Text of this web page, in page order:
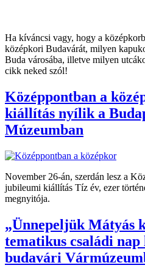
Ha kíváncsi vagy, hogy a
középkori Budavárát, milyen
Buda városába, illetve milyen
cikk neked szól!
Középpontban a
kiállítás nyílik a
Múzeumban
November 26-án, szerdán lesz a
jubileumi kiállítás Tíz év, ezer
megnyitója.
„Ünnepeljük Mátyás
tematikus családi nap
budavári